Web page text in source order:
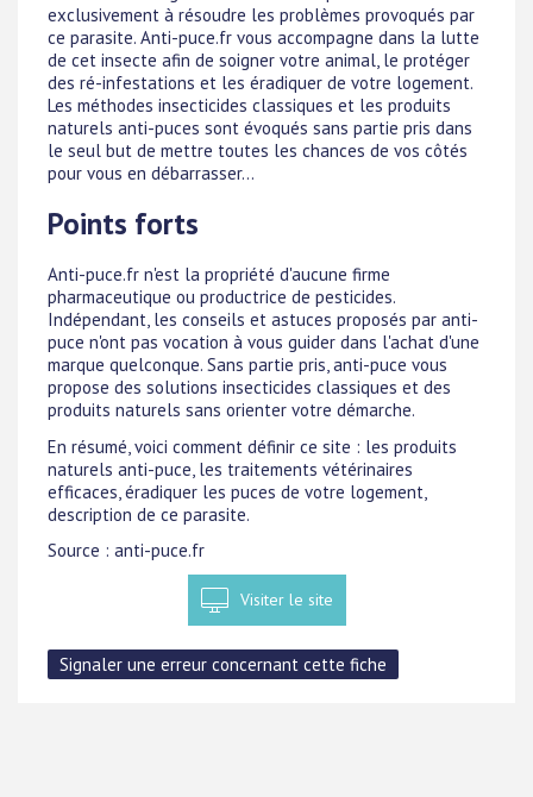
exclusivement à résoudre les problèmes provoqués par
ce parasite. Anti-puce.fr vous accompagne dans la lutte
de cet insecte afin de soigner votre animal, le protéger
des ré-infestations et les éradiquer de votre logement.
Les méthodes insecticides classiques et les produits
naturels anti-puces sont évoqués sans partie pris dans
le seul but de mettre toutes les chances de vos côtés
pour vous en débarrasser...
Points forts
Anti-puce.fr n'est la propriété d'aucune firme
pharmaceutique ou productrice de pesticides.
Indépendant, les conseils et astuces proposés par anti-
puce n'ont pas vocation à vous guider dans l'achat d'une
marque quelconque. Sans partie pris, anti-puce vous
propose des solutions insecticides classiques et des
produits naturels sans orienter votre démarche.
En résumé, voici comment définir ce site : les produits
naturels anti-puce, les traitements vétérinaires
efficaces, éradiquer les puces de votre logement,
description de ce parasite.
Source : anti-puce.fr
Visiter le site